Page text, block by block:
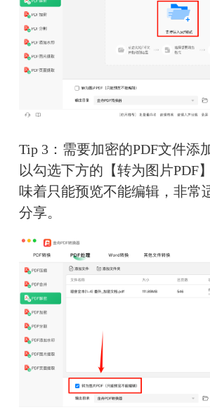
Tip 3：需要加密的PDF文件添
以勾选下方的【转为图片PDF
味着只能预览不能编辑，非常
分享。